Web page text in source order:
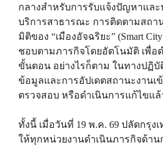
กลางสำหรับการรับแจ้งปัญหาแล
บริการสาธารณะ การติดตามสถา
มิติของ “เมืองอัจฉริยะ” (Smart
ชอบตามภารกิจโดยอัตโนมัติ เพื่อ
ขั้นตอน อย่างไรก็ตาม ในทางปฏิ
ข้อมูลและการอัปเดตสถานะงานเ
ตรวจสอบ หรือดำเนินการแก้ไขแ
ทั้งนี้ เมื่อวันที่ 19 พ.ค. 69 ปลัดกรุ
ให้ทุกหน่วยงานดำเนินภารกิจด้าน